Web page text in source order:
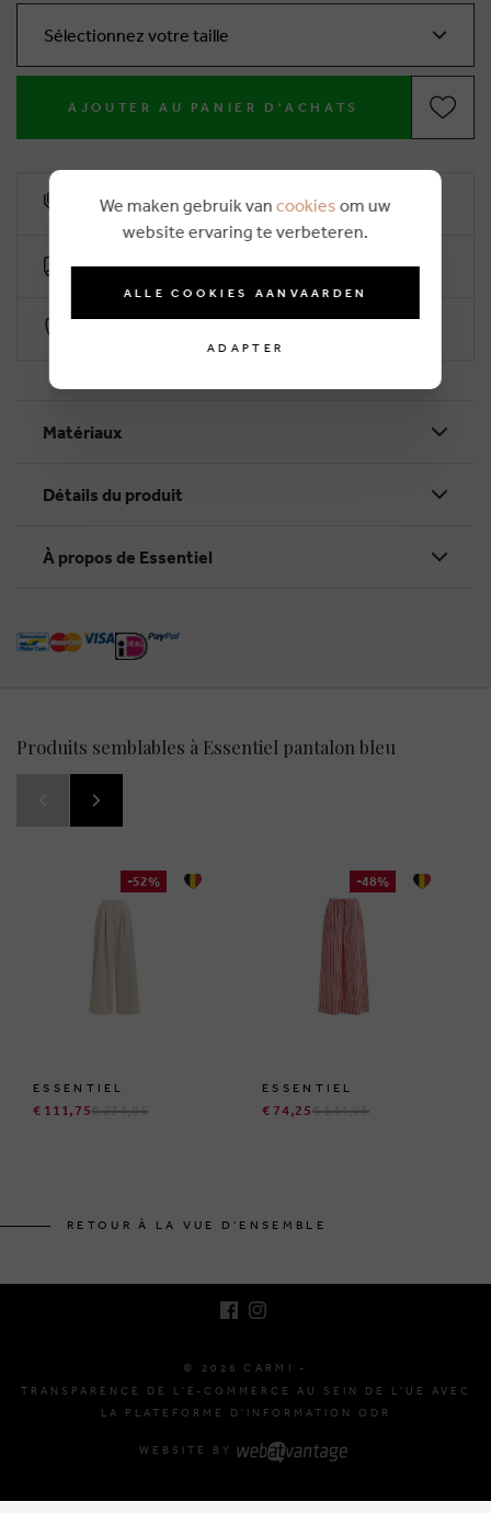
Sélectionnez votre taille
AJOUTER AU PANIER D'ACHATS
10% remise de fidélité
Livraison gratuite dès €50 (2-4 jours ouvrables)
Matériaux
Détails du produit
À propos de Essentiel
Produits semblables à Essentiel pantalon bleu
-52%
ESSENTIEL
€ 111,75€ 234,95
-48%
ESSENTIEL
€ 74,25€ 144,95
RETOUR À LA VUE D'ENSEMBLE
© 2026 CARMI -
TRANSPARENCE DE L'E-COMMERCE AU SEIN DE L'UE AVEC
LA PLATEFORME D'INFORMATION ODR
WEBSITE BY
We maken gebruik van cookies om uw
website ervaring te verbeteren.
ALLE COOKIES AANVAARDEN
ADAPTER